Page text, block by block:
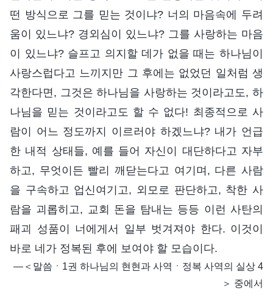
떤 방식으로 그를 믿는 것이냐? 너의 마음속에 두려
움이 있느냐? 경외심이 있느냐? 그를 사랑하는 마음
이 있느냐? 슬프고 의지할 데가 없을 때는 하나님이
사랑스럽다고 느끼지만 그 후에는 없었던 일처럼 생
각한다면, 그것은 하나님을 사랑하는 것이라고도, 하
나님을 믿는 것이라고도 할 수 없다! 최종적으로 사
람이 어느 정도까지 이르러야 하겠느냐? 내가 언급
한 내적 상태들, 예를 들어 자신이 대단하다고 자부
하고, 무엇이든 빨리 깨닫는다고 여기며, 다른 사람
을 구속하고 업신여기고, 외모로 판단하고, 착한 사
람을 괴롭히고, 교회 돈을 탐내는 등등 이런 사탄의
패괴 성품이 너에게서 일부 벗겨져야 한다. 이것이
바로 네가 정복된 후에 보여야 할 모습이다.
―＜말씀ㆍ1권 하나님의 현현과 사역ㆍ정복 사역의 실상 4
＞ 중에서